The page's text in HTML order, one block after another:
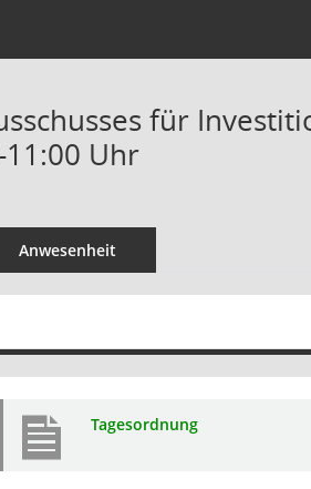
für
11:00 Uhr
Anwesenheit
Tagesordnung